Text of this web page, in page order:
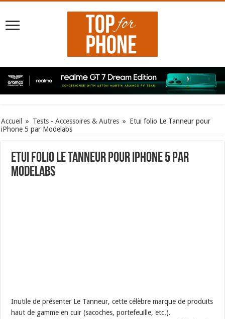
Accueil » Tests - Accessoires & Autres » Etui folio Le Tanneur pour
iPhone 5 par Modelabs
Etui folio Le Tanneur pour iPhone 5 par
Modelabs
Inutile de présenter Le Tanneur, cette célèbre marque de produits
haut de gamme en cuir (sacoches, portefeuille, etc.).